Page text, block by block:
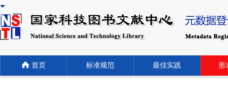
首页 标准规范 最佳实践 形